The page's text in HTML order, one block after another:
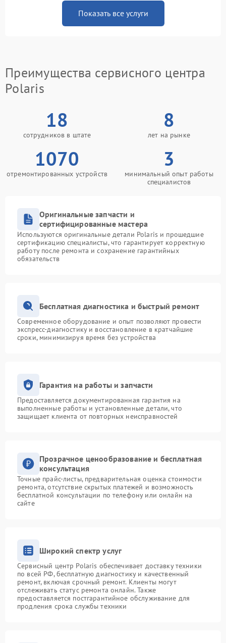
Показать все услуги
Преимущества сервисного центра
Polaris
18
сотрудников в штате
8
лет на рынке
1070
отремонтированных устройств
3
минимальный опыт работы
специалистов
Оригинальные запчасти и
сертифицированные мастера
Используются оригинальные детали Polaris и прошедшие
сертификацию специалисты, что гарантирует корректную
работу после ремонта и сохранение гарантийных
обязательств
Бесплатная диагностика и быстрый ремонт
Современное оборудование и опыт позволяют провести
экспресс-диагностику и восстановление в кратчайшие
сроки, минимизируя время без устройства
Гарантия на работы и запчасти
Предоставляется документированная гарантия на
выполненные работы и установленные детали, что
защищает клиента от повторных неисправностей
Прозрачное ценообразование и бесплатная
консультация
Точные прайс-листы, предварительная оценка стоимости
ремонта, отсутствие скрытых платежей и возможность
бесплатной консультации по телефону или онлайн на
сайте
Широкий спектр услуг
Сервисный центр Polaris обеспечивает доставку техники
по всей РФ, бесплатную диагностику и качественный
ремонт, включая срочный ремонт. Клиенты могут
отслеживать статус ремонта онлайн. Также
предоставляется постгарантийное обслуживание для
продления срока службы техники